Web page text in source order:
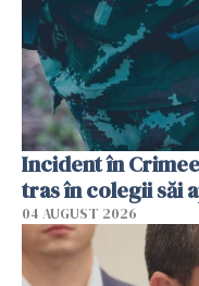
Incident în
tras în colegii săi
04 AUGUST 2026